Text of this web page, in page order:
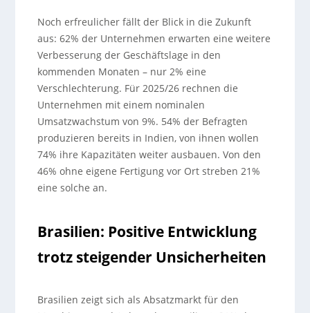
Noch erfreulicher fällt der Blick in die Zukunft
aus: 62% der Unternehmen erwarten eine weitere
Verbesserung der Geschäftslage in den
kommenden Monaten – nur 2% eine
Verschlechterung. Für 2025/26 rechnen die
Unternehmen mit einem nominalen
Umsatzwachstum von 9%. 54% der Befragten
produzieren bereits in Indien, von ihnen wollen
74% ihre Kapazitäten weiter ausbauen. Von den
46% ohne eigene Fertigung vor Ort streben 21%
eine solche an.
Brasilien: Positive Entwicklung
trotz steigender Unsicherheiten
Brasilien zeigt sich als Absatzmarkt für den